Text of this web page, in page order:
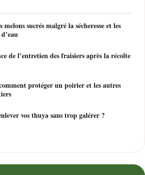
sucrés malgré la sécheresse et les
de l’entretien des fraisiers après la récolte
protéger un poirier et les autres
Comment enlever vos thuya sans trop galérer ?